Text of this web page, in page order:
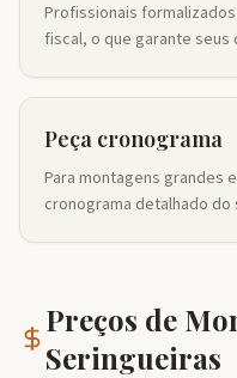
Profissionais
fiscal, o que garante seus
Peça cronograma
Para montagens grandes
cronograma detalhado do
Preços de
Seringueiras